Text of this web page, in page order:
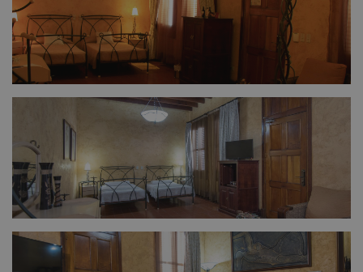
FULL SIZE
FULL SIZE